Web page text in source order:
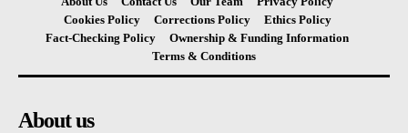
Cookies Policy
Corrections Policy
Ethics Policy
Fact-Checking Policy
Ownership & Funding Information
Terms & Conditions
About us